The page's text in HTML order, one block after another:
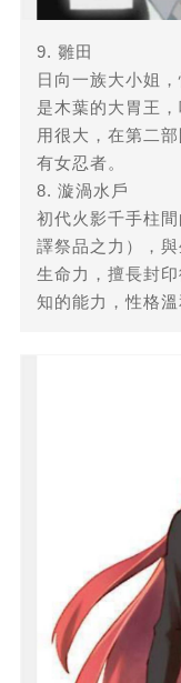
9. 雛田
日向一族大小姐
是木葉的大胃王
用很大，在第二
有女忍者。
8. 漩渦水戶
初代火影千手柱
譯祭品之力），
生命力，擅長封
知的能力，性格溫